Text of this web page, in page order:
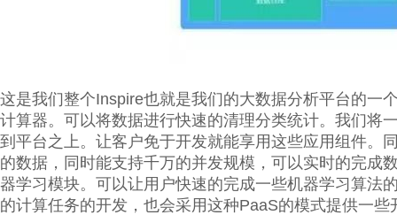
这是我们整个Inspire也就是我们的大数据分析平台的一
计算器。可以将数据进行快速的清理分类统计。我们将
到平台之上。让客户免于开发就能享用这些应用组件。
的数据，同时能支持千万的并发规模，可以实时的完成
器学习模块。可以让用户快速的完成一些机器学习算法
的计算任务的开发，也会采用这种PaaS的模式提供一